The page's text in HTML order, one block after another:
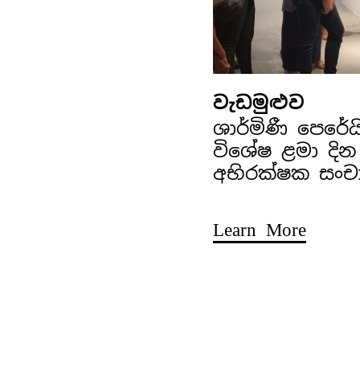
වැඩමුළුව
ශාර්මිණී
විශේෂ ළමා දින
අභිරක්ෂක
Learn More